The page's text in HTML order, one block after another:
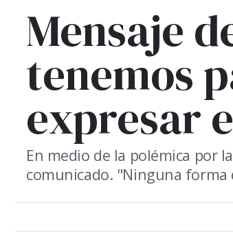
Mensaje
tenemos
expresar
En medio de la polémica por
comunicado. "Ninguna forma